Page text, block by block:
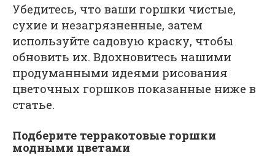
Убедитесь, что ваши горшки чистые,
сухие и незагрязненные, затем
используйте садовую краску, чтобы
обновить их. Вдохновитесь нашими
продуманными идеями рисования
цветочных горшков показанные ниже в
статье.
Подберите терракотовые горшки
модными цветами